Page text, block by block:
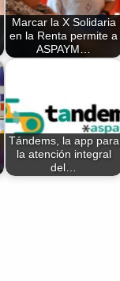
Marcar la X Solidaria
en la Renta permite a
ASPAYM…
Tándems, la app para
la atención integral
del…